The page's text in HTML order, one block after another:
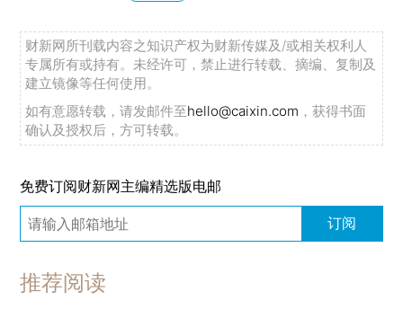
财新网所刊载内容之知识产权为财新传媒及/或相关权利人
专属所有或持有。未经许可，禁止进行转载、摘编、复制及
建立镜像等任何使用。
如有意愿转载，请发邮件至hello@caixin.com ，获得书面
确认及授权后，方可转载。
免费订阅财新网主编精选版电邮
订阅
推荐阅读